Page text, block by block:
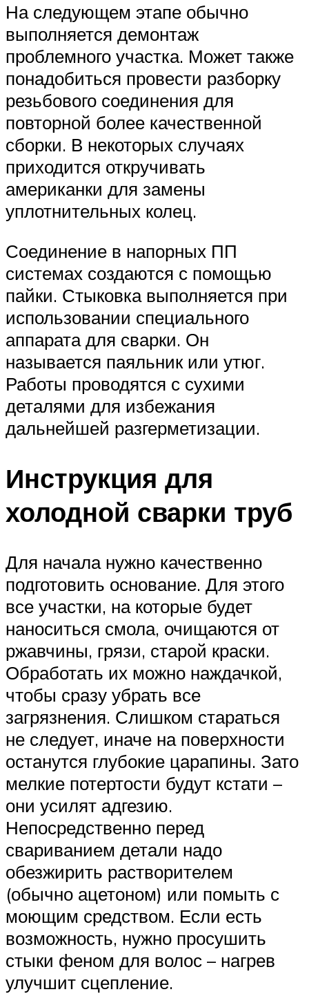
На следующем этапе обычно
выполняется демонтаж
проблемного участка. Может также
понадобиться провести разборку
резьбового соединения для
повторной более качественной
сборки. В некоторых случаях
приходится откручивать
американки для замены
уплотнительных колец.
Соединение в напорных ПП
системах создаются с помощью
пайки. Стыковка выполняется при
использовании специального
аппарата для сварки. Он
называется паяльник или утюг.
Работы проводятся с сухими
деталями для избежания
дальнейшей разгерметизации.
Инструкция для
холодной сварки труб
Для начала нужно качественно
подготовить основание. Для этого
все участки, на которые будет
наноситься смола, очищаются от
ржавчины, грязи, старой краски.
Обработать их можно наждачкой,
чтобы сразу убрать все
загрязнения. Слишком стараться
не следует, иначе на поверхности
останутся глубокие царапины. Зато
мелкие потертости будут кстати –
они усилят адгезию.
Непосредственно перед
свариванием детали надо
обезжирить растворителем
(обычно ацетоном) или помыть с
моющим средством. Если есть
возможность, нужно просушить
стыки феном для волос – нагрев
улучшит сцепление.